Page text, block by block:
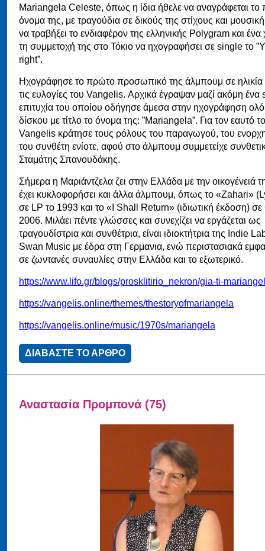
Mariangela Celeste, όπως η ίδια ήθελε να αναγράφεται το
όνομα της, με τραγούδια σε δικούς της στίχους και
να τραβήξει το ενδιαφέρον της ελληνικής Polygram και ένα
τη συμμετοχή της στο Τόκιο να ηχογραφήσει σε single το
right”.
Ηχογράφησε το πρώτο προσωπικό της άλμπουμ σε ηλικία
τις ευλογίες του Vangelis. Αρχικά έγραψαν μαζί ακόμη
επιτυχία του οποίου οδήγησε άμεσα στην ηχογράφηση
δίσκου με τίτλο το όνομα της: ”Mariangela”. Για τον εαυτό
Vangelis κράτησε τους ρόλους του παραγωγού, του
του συνθέτη ενίοτε, αφού στο άλμπουμ συμμετείχε
Σταμάτης Σπανουδάκης.
Σήμερα η Μαριάντζελα ζει στην Ελλάδα με την οικογένειά
έχει κυκλοφορήσει και άλλα άλμπουμ, όπως το «Zahari»
σε LP το 1993 και το «I Shall Return» (ιδιωτική έκδοση) σε
2006. Μιλάει πέντε γλώσσες και συνεχίζει να εργάζεται ως
τραγουδίστρια και συνθέτρια, είναι ιδιοκτήτρια της Indie
Swan Music με έδρα στη Γερμανια, ενώ περιστασιακά
σε ζωντανές συναυλίες στην Ελλάδα και το εξωτερικό.
https://www.lifo.gr/blogs/prosklitirio_nekron/gia-ti-
https://vangelis.online/themes/thestoryofmariangela
https://vangelis.online/music/1970s/mariangela
ΔΙΑΒΑΣΤΕ ΤΟ ΑΡΘΡΟ
Αναστασία Προμπονά (75)